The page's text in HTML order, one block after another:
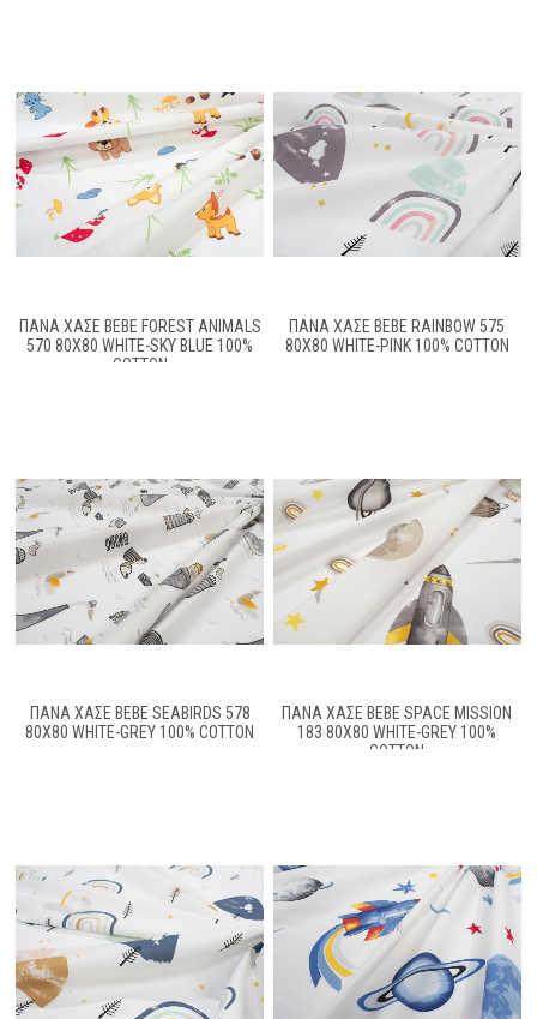
ΠΆΝΑ ΧΑΣΈ BEBE FOREST ANIMALS
570 80X80 WHITE-SKY BLUE 100%
COTTON
ΠΆΝΑ ΧΑΣΈ BEBE RAINBOW 575
80X80 WHITE-PINK 100% COTTON
ΠΆΝΑ ΧΑΣΈ BEBE SEABIRDS 578
80X80 WHITE-GREY 100% COTTON
ΠΆΝΑ ΧΑΣΈ BEBE SPACE MISSION
183 80X80 WHITE-GREY 100%
COTTON